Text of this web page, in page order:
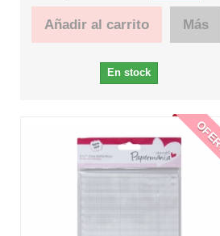
Añadir al carrito Más
En stock